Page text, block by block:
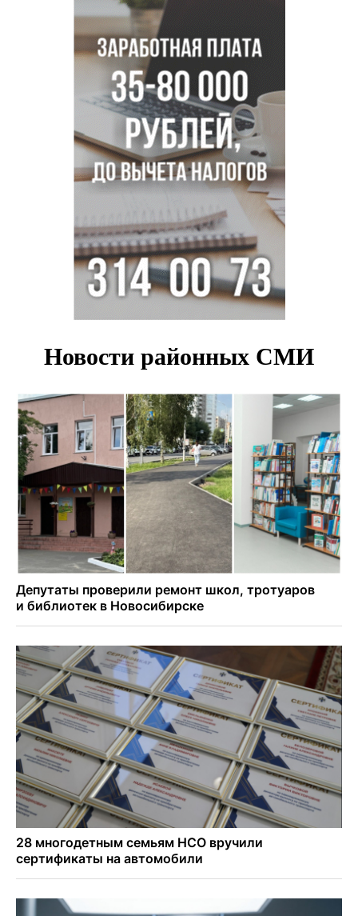
В Новосибирске зафиксирован рост заболеваемости
энтеровирусной инфекцией
В Новосибирске осудили внука за продажу дедова ружья